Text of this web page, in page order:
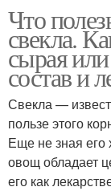
Что
свекла.
сырая
состав и
Свекла —
пользе этого
Еще не зная его
овощ обладает
его как